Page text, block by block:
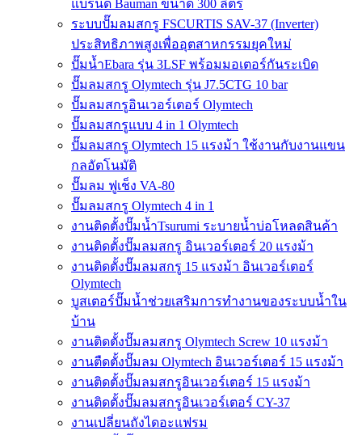
แบรนด์ Bauman ขนาด 300 ลิตร
ระบบปั๊มลมสกรู FSCURTIS SAV-37 (Inverter)
ประสิทธิภาพสูงเพื่ออุตสาหกรรมยุคใหม่
ปั๊มน้ำEbara รุ่น 3LSF พร้อมมอเตอร์กันระเบิด
ปั๊มลมสกรู Olymtech รุ่น J7.5CTG 10 bar
ปั๊มลมสกรูอินเวอร์เตอร์ Olymtech
ปั๊มลมสกรูแบบ 4 in 1 Olymtech
ปั๊มลมสกรู Olymtech 15 แรงม้า ใช้งานกับงานแขน
กลอัตโนมัติ
ปั๊มลม ฟูเช็ง VA-80
ปั๊มลมสกรู Olymtech 4 in 1
งานติดตั้งปั๊มน้ำTsurumi ระบายน้ำบ่อโหลดสินค้า
งานติดตั้งปั๊มลมสกรู อินเวอร์เตอร์ 20 แรงม้า
งานติดตั้งปั๊มลมสกรู 15 แรงม้า อินเวอร์เตอร์
Olymtech
บูสเตอร์ปั๊มน้ำช่วยเสริมการทำงานของระบบน้ำใน
บ้าน
งานติดตั้งปั๊มลมสกรู Olymtech Screw 10 แรงม้า
งานตืดตั้งปั๊มลม Olymtech อินเวอร์เตอร์ 15 แรงม้า
งานติดตั้งปั๊มลมสกรูอินเวอร์เตอร์ 15 แรงม้า
งานติดตั้งปั๊มลมสกรูอินเวอร์เตอร์ CY-37
งานเปลี่ยนถังไดอะแฟรม